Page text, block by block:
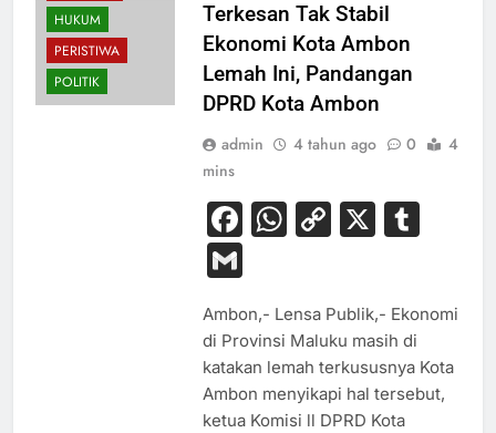
HUKUM
PERISTIWA
POLITIK
Terkesan Tak Stabil
Ekonomi Kota Ambon
Lemah Ini, Pandangan
DPRD Kota Ambon
admin 4 tahun ago 0
4
mins
Facebook
WhatsApp
Copy
X
Gmail
Ambon,- Lensa Publik,- Ekonomi
di Provinsi Maluku masih di
katakan lemah terkususnya Kota
Ambon menyikapi hal tersebut,
ketua Komisi ll DPRD Kota